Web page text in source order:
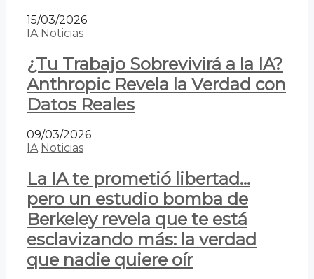
15/03/2026
IA Noticias
¿Tu Trabajo Sobrevivirá a la IA?
Anthropic Revela la Verdad con
Datos Reales
09/03/2026
IA Noticias
La IA te prometió libertad…
pero un estudio bomba de
Berkeley revela que te está
esclavizando más: la verdad
que nadie quiere oír